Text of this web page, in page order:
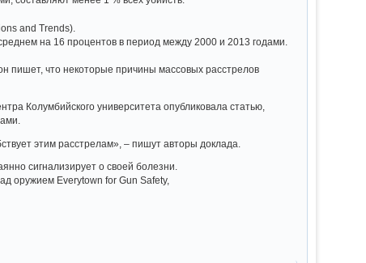
and Trends).
на 16 процентов в период между 2000 и 2013 годами.
пишет, что некоторые причины массовых расстрелов
Колумбийского университета опубликовала статью,
этим расстрелам», – пишут авторы доклада.
сигнализирует о своей болезни.
оружием Everytown for Gun Safety,